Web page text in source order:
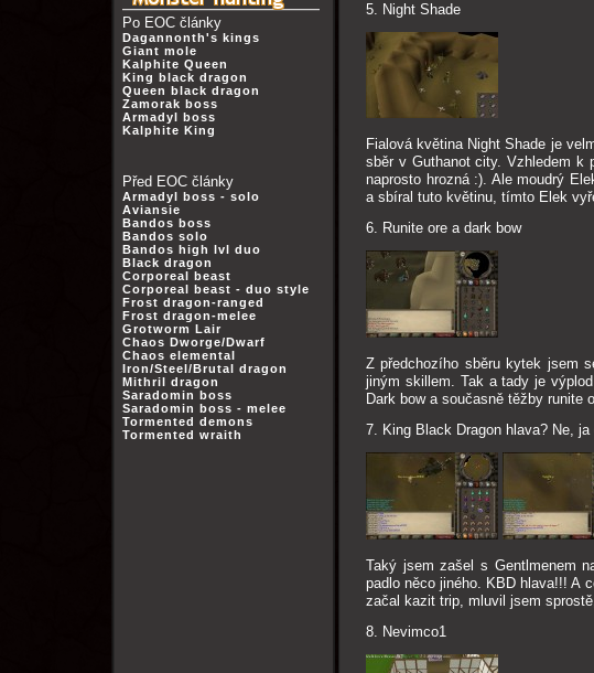
Po EOC články
Dagannonth's kings
Giant mole
Kalphite Queen
King black dragon
Queen black dragon
Zamorak boss
Armadyl boss
Kalphite King
Před EOC články
Armadyl boss - solo
Aviansie
Bandos boss
Bandos solo
Bandos high lvl duo
Black dragon
Corporeal beast
Corporeal beast - duo style
Frost dragon-ranged
Frost dragon-melee
Grotworm Lair
Chaos Dworge/Dwarf
Chaos elemental
Iron/Steel/Brutal dragon
Mithril dragon
Saradomin boss
Saradomin boss - melee
Tormented demons
Tormented wraith
5. Night Shade
Fialová květina Night Shade je
sběr v Guthanot city. Vzhledem k
naprosto hrozná :). Ale moudrý
a sbíral tuto květinu, tímto Elek
6. Runite ore a dark bow
Z předchozího sběru kytek jsem
jiným skillem. Tak a tady je
Dark bow a současně těžby runite
7. King Black Dragon hlava? Ne,
Taký jsem zašel s Gentlmenem
padlo něco jiného. KBD hlava!!! A
začal kazit trip, mluvil jsem
8. Nevimco1